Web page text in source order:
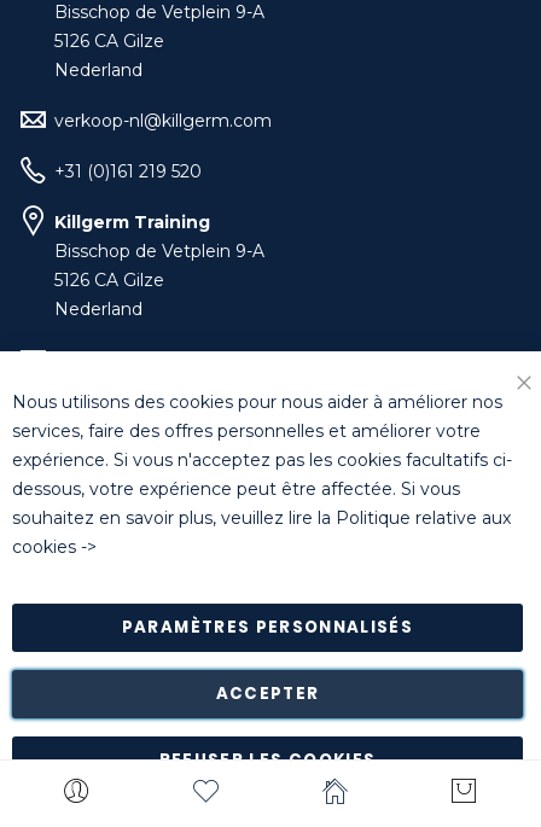
Bisschop de Vetplein 9-A
5126 CA Gilze
Nederland
verkoop-nl@killgerm.com
+31 (0)161 219 520
Killgerm Training
Bisschop de Vetplein 9-A
5126 CA Gilze
Nederland
+32 (0)14 44 22 79
© Killgerm Group Ltd. All rights reserved |Conditions
générales de vente
Retour des marchandises est possible* dans les 14 jours
suivant leur réception dans leur emballage d'origine intact à
notre entrepôt de Turnhout (Belgique).
*à l'exception de certains produits comme la
Nous utilisons des cookies pour nous aider à améliorer nos
services, faire des offres personnelles et améliorer votre
expérience. Si vous n'acceptez pas les cookies facultatifs ci-
dessous, votre expérience peut être affectée. Si vous
souhaitez en savoir plus, veuillez lire la Politique relative aux
cookies ->
ACCEPTER
PARAMÈTRES PERSONNALISÉS
REFUSER LES COOKIES